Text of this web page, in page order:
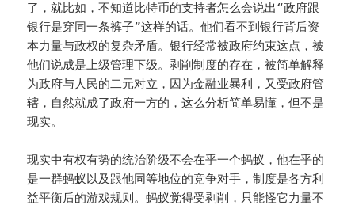
了，就比如，不知道比特币的支持者怎么会说出“政府跟
银行是穿同一条裤子”这样的话。他们看不到银行背后资
本力量与政权的复杂矛盾。银行经常被政府约束这点，被
他们说成是上级管理下级。剥削制度的存在，被简单解释
为政府与人民的二元对立，因为金融业暴利，又受政府管
辖，自然就成了政府一方的，这么分析简单易懂，但不是
现实。
现实中有权有势的统治阶级不会在乎一个蚂蚁，他在乎的
是一群蚂蚁以及跟他同等地位的竞争对手，制度是各方利
益平衡后的游戏规则。蚂蚁觉得受剥削，只能怪它力量不